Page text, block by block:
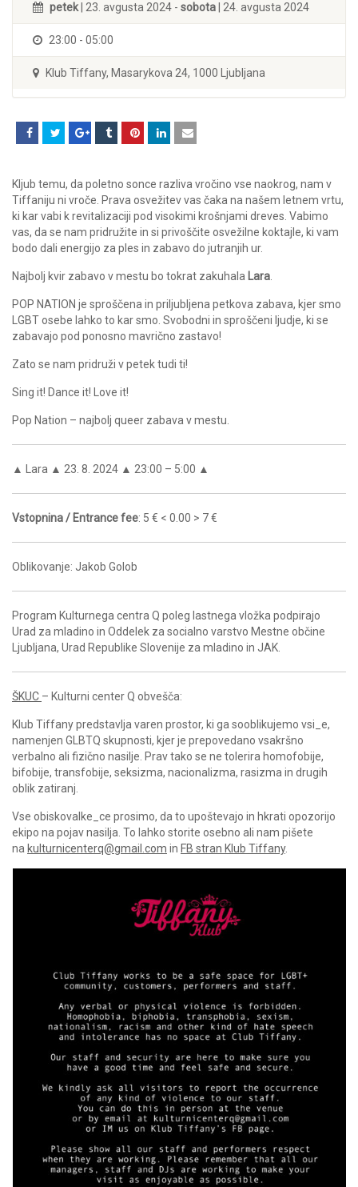
petek | 23. avgusta 2024 - sobota | 24. avgusta 2024
23:00 - 05:00
Klub Tiffany, Masarykova 24, 1000 Ljubljana
Kljub temu, da poletno sonce razliva vročino vse naokrog, nam v
Tiffaniju ni vroče. Prava osvežitev vas čaka na našem letnem vrtu,
ki kar vabi k revitalizaciji pod visokimi krošnjami dreves. Vabimo
vas, da se nam pridružite in si privoščite osvežilne koktajle, ki vam
bodo dali energijo za ples in zabavo do jutranjih ur.
Najbolj kvir zabavo v mestu bo tokrat zakuhala Lara
POP NATION je sproščena in priljubljena petkova zabava, kjer smo
LGBT osebe lahko to kar smo. Svobodni in sproščeni ljudje, ki se
zabavajo pod ponosno mavrično zastavo!
Zato se nam pridruži v petek tudi ti!
Sing it! Dance it! Love it!
Pop Nation – najbolj queer zabava v mestu.
▲ Lara ▲ 23. 8. 2024 ▲ 23:00 – 5:00 ▲
Vstopnina / Entrance fee: 5 € < 0.00 > 7 €
Oblikovanje: Jakob Golob
Program Kulturnega centra Q poleg lastnega vložka podpirajo
Urad za mladino in Oddelek za socialno varstvo Mestne občine
Ljubljana, Urad Republike Slovenije za mladino in JAK.
ŠKUC – Kulturni center Q obvešča:
Klub Tiffany predstavlja varen prostor, ki ga sooblikujemo vsi_e,
namenjen GLBTQ skupnosti, kjer je prepovedano vsakršno
verbalno ali fizično nasilje. Prav tako se ne tolerira homofobije,
bifobije, transfobije, seksizma, nacionalizma, rasizma in drugih
oblik zatiranj.
Vse obiskovalke_ce prosimo, da to upoštevajo in hkrati opozorijo
ekipo na pojav nasilja. To lahko storite osebno ali nam pišete
na kulturnicenterq@gmail.com in FB stran Klub Tiffany.